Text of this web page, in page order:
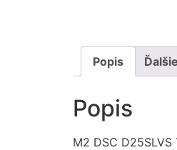
Popis
Popis
M2 DSC D25SLVS